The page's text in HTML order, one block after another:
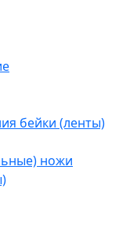
бейки (ленты)
ножи